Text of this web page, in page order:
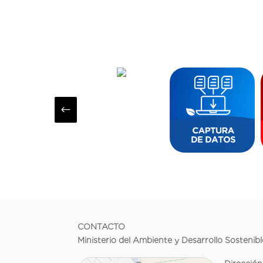
#
CONTACTO
Ministerio del Ambiente y Desarrollo